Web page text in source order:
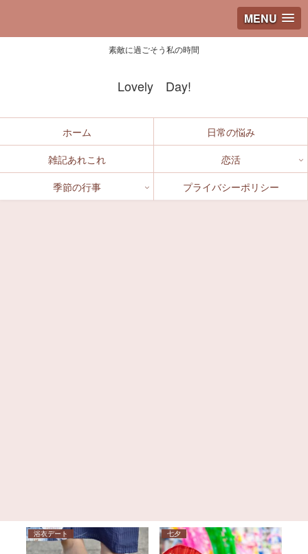
MENU
素敵に過ごそう私の時間
Lovely Day!
ホーム
日常の悩み
雑記あれこれ
恋活
季節の行事
プライバシーポリシー
浴衣デート 七夕